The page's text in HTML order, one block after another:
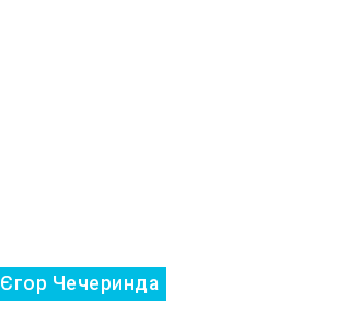
Єгор Чечеринда